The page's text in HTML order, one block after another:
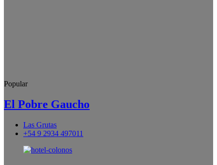
Popular
El Pobre Gaucho
Las Grutas
+54 9 2934 497011